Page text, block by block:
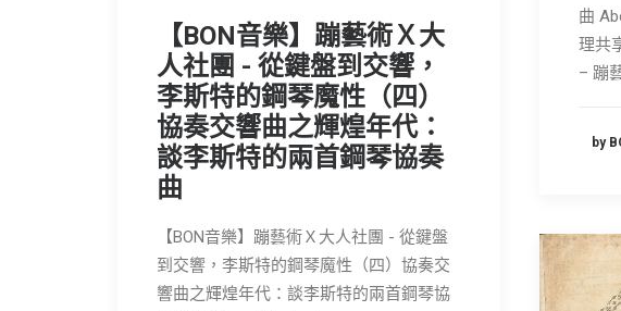
曲
理共
– 蹦
by
【BON音樂】蹦藝術Ｘ大
人社團 - 從鍵盤到交響，
李斯特的鋼琴魔性（四）
協奏交響曲之輝煌年代：
談李斯特的兩首鋼琴協奏
曲
【BON音樂】蹦藝術Ｘ大人社團 - 從鍵盤
到交響，李斯特的鋼琴魔性（四）協奏交
響曲之輝煌年代：談李斯特的兩首鋼琴協